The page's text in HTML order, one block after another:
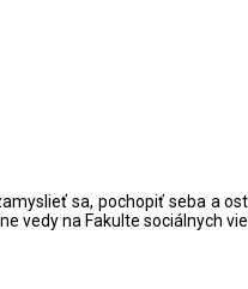
sa, pochopiť seba a
vedy na Fakulte sociálnych